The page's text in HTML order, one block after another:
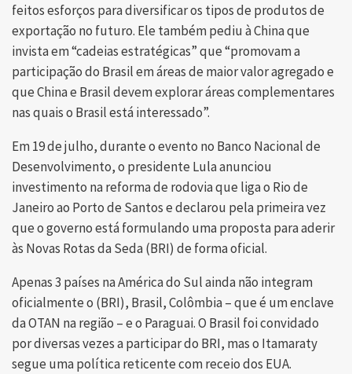
feitos esforços para diversificar os tipos de produtos de
exportação no futuro. Ele também pediu à China que
invista em “cadeias estratégicas” que “promovam a
participação do Brasil em áreas de maior valor agregado e
que China e Brasil devem explorar áreas complementares
nas quais o Brasil está interessado”.
Em 19 de julho, durante o evento no Banco Nacional de
Desenvolvimento, o presidente Lula anunciou
investimento na reforma de rodovia que liga o Rio de
Janeiro ao Porto de Santos e declarou pela primeira vez
que o governo está formulando uma proposta para aderir
às Novas Rotas da Seda (BRI) de forma oficial.
Apenas 3 países na América do Sul ainda não integram
oficialmente o (BRI), Brasil, Colômbia – que é um enclave
da OTAN na região – e o Paraguai. O Brasil foi convidado
por diversas vezes a participar do BRI, mas o Itamaraty
segue uma política reticente com receio dos EUA.